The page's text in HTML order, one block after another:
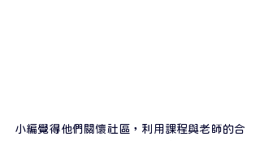
小編覺得他們關懷社區，利用課程與老師的合